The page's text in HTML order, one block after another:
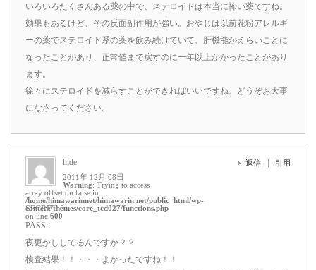
いろいろたくさんある薬の中で、ステロイドは本当に怖い薬ですね。
効果もあるけど、その反面副作用が強い。おやじは以前花粉アレルギ
ーの薬でステロイド系の薬を飲み続けていて、肝機能がえらいことに
なったことがあり、正常値まで戻すのに一年以上かかったことがあり
ます。
徐々にステロイドを減らすことができればいいですね、どうぞお大事
になさってください。
hide
2011年 12月 08日
Warning: Trying to access
array offset on false in
/home/himawarinnet/himawarin.net/public_html/wp-
content/themes/core_tcd027/functions.php
on line 600
返信 引用
SECRET: 0
PASS:
夜更かししてるんですか？？
検査結果！！・・・よかったですね！！